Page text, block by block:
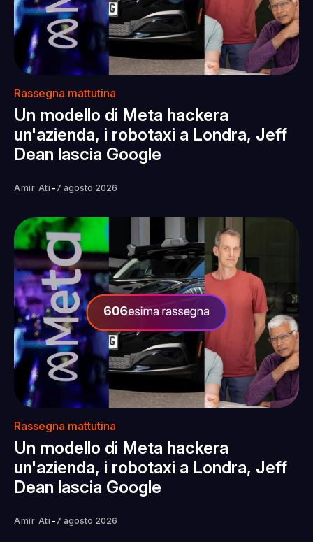
Rassegna mattutina
Un modello di Meta hackera
un'azienda, i robotaxi a Londra, Jeff
Dean lascia Google
Amir Ati -7 agosto 2026
Rassegna mattutina
Un modello di Meta hackera
un'azienda, i robotaxi a Londra, Jeff
Dean lascia Google
Amir Ati -7 agosto 2026